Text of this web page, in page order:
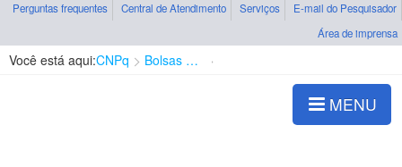
Perguntas frequentes Central de Atendimento Serviços
E-mail do Pesquisador
Área de imprensa
Você está aqui:CNPq Bolsas e Auxílios Vigentes
MENU